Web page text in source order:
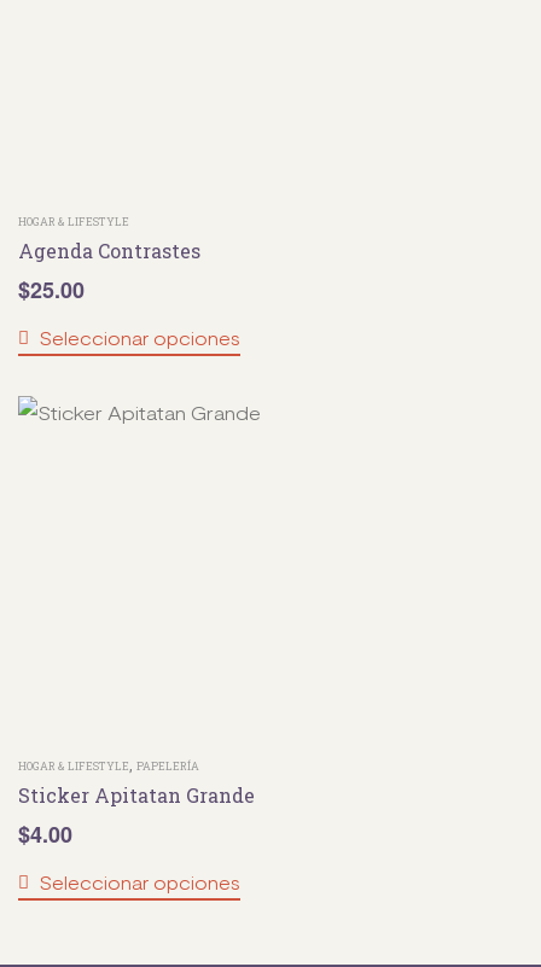
HOGAR & LIFESTYLE
Agenda Contrastes
$25.00
Seleccionar opciones
HOGAR & LIFESTYLE, PAPELERÍA
Sticker Apitatan Grande
$4.00
Seleccionar opciones